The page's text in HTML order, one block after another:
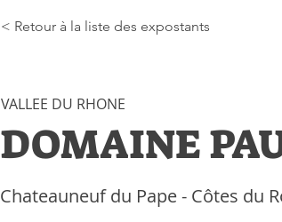
< Retour à la liste des expostants
DOMAINE
VALLEE DU RHONE
Chateauneuf du Pape - Côtes du